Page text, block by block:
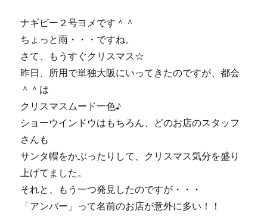
魚
に
ズ
キ
ン
ナギビー２号ヨメです＾＾
ちょっと雨・・・ですね。
さて、もうすぐクリスマス☆
昨日、所用で単独大阪にいってきたのですが、都会
＾＾は
クリスマスムード一色♪
ショーウインドウはもちろん、どのお店のスタッフ
さんも
サンタ帽をかぶったりして、クリスマス気分を盛り
上げてました。
それと、もう一つ発見したのですが・・・
「アンバー」って名前のお店が意外に多い！！